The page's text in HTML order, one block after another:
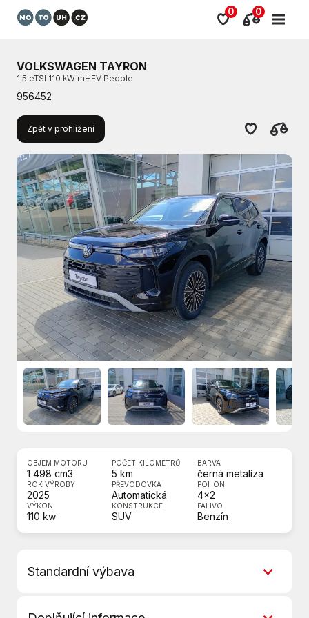
0 0
VOLKSWAGEN TAYRON
1,5 eTSI 110 kW mHEV People
956452
Zpět v prohlížení
OBJEM MOTORU
1 498 cm3
POČET KILOMETRŮ
5 km
BARVA
černá metalíza
ROK VÝROBY
2025
PŘEVODOVKA
Automatická
POHON
4x2
VÝKON
110 kw
KONSTRUKCE
SUV
PALIVO
Benzín
Standardní výbava